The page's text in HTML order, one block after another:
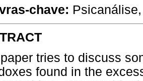
chave:
tries to discuss
found in the